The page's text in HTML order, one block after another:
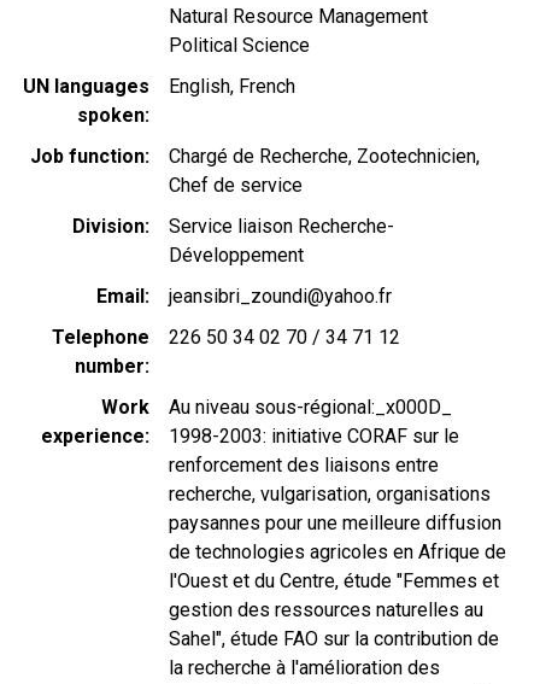
Natural Resource Management
Political Science
UN languages
spoken
English French
Job function
Chargé de Recherche, Zootechnicien,
Chef de service
Division
Service liaison Recherche-
Développement
Email
jeansibri_zoundi@yahoo.fr
Telephone
number
226 50 34 02 70 / 34 71 12
Work
experience
Au niveau sous-régional:_x000D_
1998-2003: initiative CORAF sur le
renforcement des liaisons entre
recherche, vulgarisation, organisations
paysannes pour une meilleure diffusion
de technologies agricoles en Afrique de
l'Ouest et du Centre, étude "Femmes et
gestion des ressources naturelles au
Sahel", étude FAO sur la contribution de
la recherche à l'amélioration des